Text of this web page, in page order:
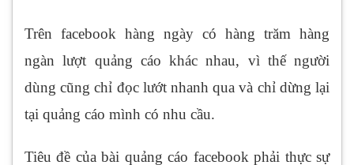
Trên facebook hàng ngày có hàng trăm hàng
ngàn lượt quảng cáo khác nhau, vì thế người
dùng cũng chỉ đọc lướt nhanh qua và chỉ dừng lại
tại quảng cáo mình có nhu cầu.
Tiêu đề của bài quảng cáo facebook phải thực sự